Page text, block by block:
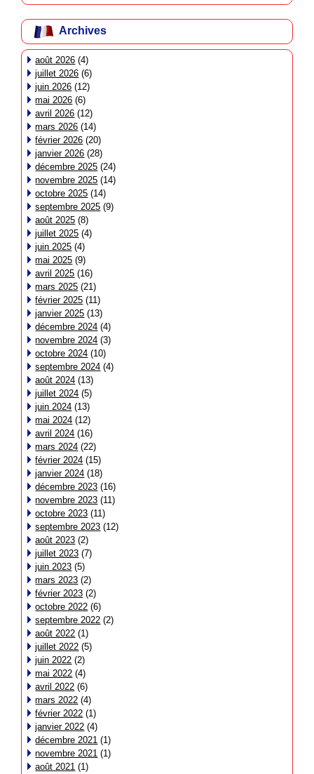
Archives
août 2026 (4)
juillet 2026 (6)
juin 2026 (12)
mai 2026 (6)
avril 2026 (12)
mars 2026 (14)
février 2026 (20)
janvier 2026 (28)
décembre 2025 (24)
novembre 2025 (14)
octobre 2025 (14)
septembre 2025 (9)
août 2025 (8)
juillet 2025 (4)
juin 2025 (4)
mai 2025 (9)
avril 2025 (16)
mars 2025 (21)
février 2025 (11)
janvier 2025 (13)
décembre 2024 (4)
novembre 2024 (3)
octobre 2024 (10)
septembre 2024 (4)
août 2024 (13)
juillet 2024 (5)
juin 2024 (13)
mai 2024 (12)
avril 2024 (16)
mars 2024 (22)
février 2024 (15)
janvier 2024 (18)
décembre 2023 (16)
novembre 2023 (11)
octobre 2023 (11)
septembre 2023 (12)
août 2023 (2)
juillet 2023 (7)
juin 2023 (5)
mars 2023 (2)
février 2023 (2)
octobre 2022 (6)
septembre 2022 (2)
août 2022 (1)
juillet 2022 (5)
juin 2022 (2)
mai 2022 (4)
avril 2022 (6)
mars 2022 (4)
février 2022 (1)
janvier 2022 (4)
décembre 2021 (1)
novembre 2021 (1)
août 2021 (1)